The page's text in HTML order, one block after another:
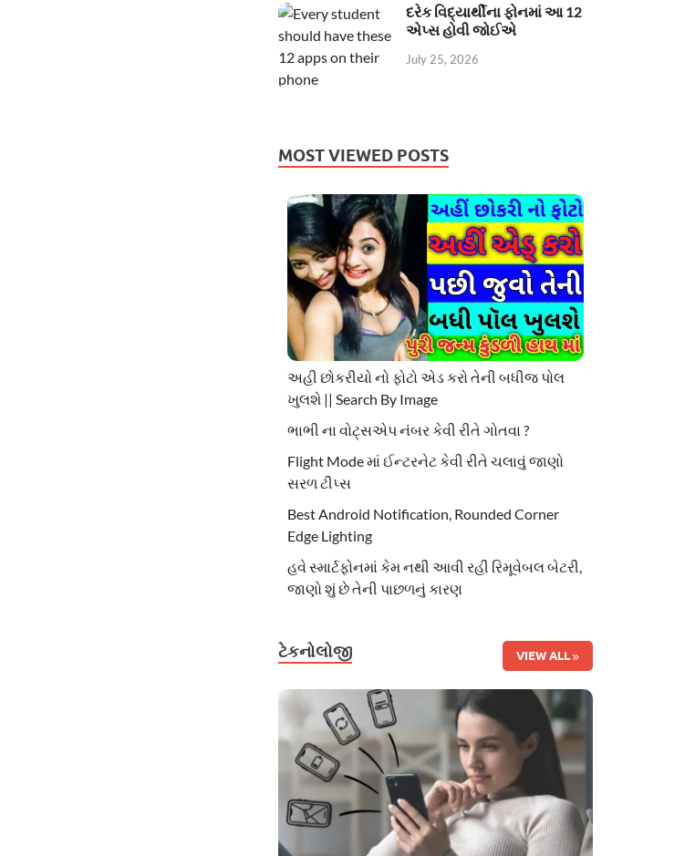
દરેક વિદ્યાર્થીના ફોનમાં આ 12
એપ્સ હોવી જોઈએ
July 25, 2026
MOST VIEWED POSTS
અહી છોકરીયો નો ફોટો એડ કરો તેની બધીજ પોલ
ખુલશે || Search By Image
ભાભી ના વોટ્સએપ નંબર કેવી રીતે ગોતવા ?
Flight Mode માં ઈન્ટરનેટ કેવી રીતે ચલાવું જાણો
સરળ ટીપ્સ
Best Android Notification, Rounded Corner
Edge Lighting
હવે સ્માર્ટફોનમાં કેમ નથી આવી રહી રિમૂવેબલ બેટરી,
જાણો શું છે તેની પાછળનું કારણ
ટેકનોલોજી VIEW ALL